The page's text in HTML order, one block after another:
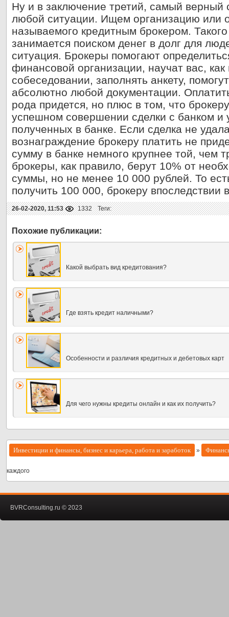
Ну и в заключение третий, самый верный
любой ситуации. Ищем организацию или
называемого кредитным брокером.
занимается поиском денег в долг для
ситуация. Брокеры помогают
финансовой организации, научат вас, как
собеседовании, заполнять анкету,
абсолютно любой документации.
рода придется, но плюс в том, что
успешном совершении сделки с банком и
полученных в банке. Если сделка не
вознаграждение брокеру платить не
сумму в банке немного крупнее той, чем
брокеры, как правило, берут 10% от
суммы, но не менее 10 000 рублей. То
получить 100 000, брокеру впоследствии
26-02-2020, 11:53 1332 Теги:
Какой выбрать вид кредитования?
Где взять кредит наличными?
Особенности и различия кредитных и дебетовых карт
Для чего нужны кредиты онлайн и как их получить?
Инвестиции и финансы, бизнес и карьера, работа и заработок »
каждого
BVRConsulting.ru © 2023